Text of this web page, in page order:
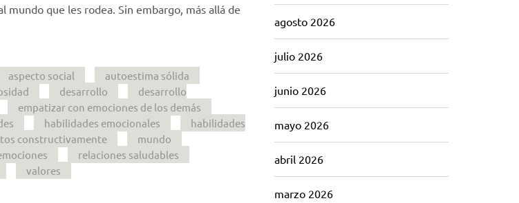
que les rodea. Sin embargo, más allá de
aspecto social
autoestima sólida
desarrollo
desarrollo
empatizar con emociones de los demás
habilidades emocionales
habilidades
constructivamente
mundo
relaciones saludables
valores
agosto 2026
julio 2026
junio 2026
mayo 2026
abril 2026
marzo 2026